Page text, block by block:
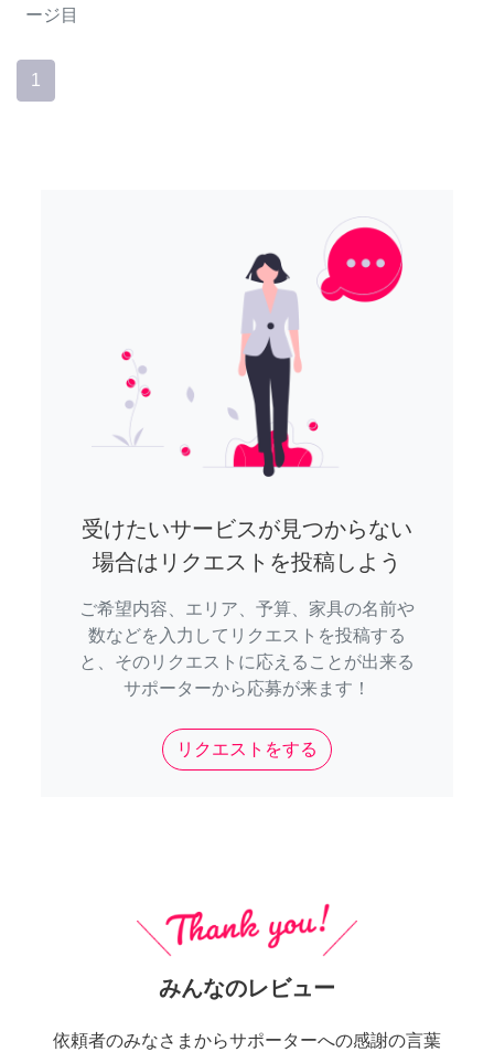
ージ目
1
受けたいサービスが見つからない
場合はリクエストを投稿しよう
ご希望内容、エリア、予算、家具の名前や
数などを入力してリクエストを投稿する
と、そのリクエストに応えることが出来る
サポーターから応募が来ます！
リクエストをする
みんなのレビュー
依頼者のみなさまからサポーターへの感謝の言葉